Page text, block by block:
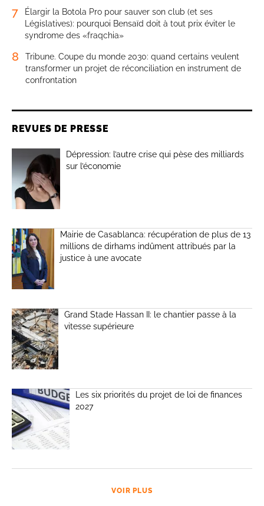
7
Élargir la Botola Pro pour sauver son club (et ses
Législatives): pourquoi Bensaïd doit à tout prix éviter le
syndrome des «fraqchia»
8
Tribune. Coupe du monde 2030: quand certains veulent
transformer un projet de réconciliation en instrument de
confrontation
REVUES DE PRESSE
Dépression: l’autre crise qui pèse des milliards
sur l’économie
Mairie de Casablanca: récupération de plus de 13
millions de dirhams indûment attribués par la
justice à une avocate
Grand Stade Hassan II: le chantier passe à la
vitesse supérieure
Les six priorités du projet de loi de finances
2027
VOIR PLUS